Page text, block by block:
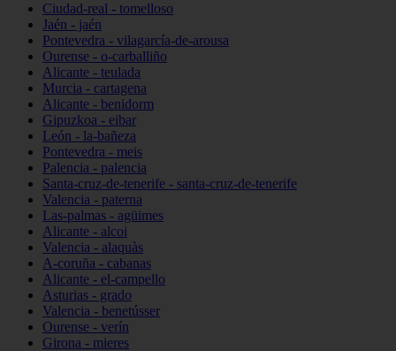
Ciudad-real - tomelloso
Jaén - jaén
Pontevedra - vilagarcía-de-arousa
Ourense - o-carballiño
Alicante - teulada
Murcia - cartagena
Alicante - benidorm
Gipuzkoa - eibar
León - la-bañeza
Pontevedra - meis
Palencia - palencia
Santa-cruz-de-tenerife - santa-cruz-de-tenerife
Valencia - paterna
Las-palmas - agüimes
Alicante - alcoi
Valencia - alaquàs
A-coruña - cabanas
Alicante - el-campello
Asturias - grado
Valencia - benetússer
Ourense - verín
Girona - mieres